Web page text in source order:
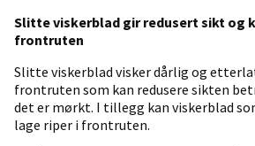
Slitte viskerblad gir redusert sikt og
frontruten
Slitte viskerblad visker dårlig og
frontruten som kan redusere sikten
det er mørkt. I tillegg kan viskerblad
lage riper i frontruten.